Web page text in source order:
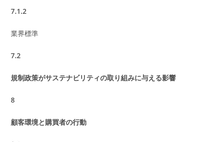
7.1.2
業界標準
7.2
規制政策がサステナビリティの取り組みに与える影響
8
顧客環境と購買者の行動